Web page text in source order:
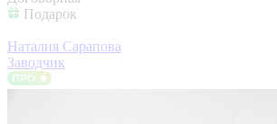
Подарок
Наталия Сарапова
Заводчик